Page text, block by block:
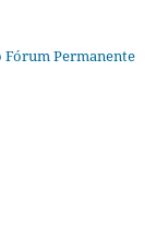
Fórum Permanente